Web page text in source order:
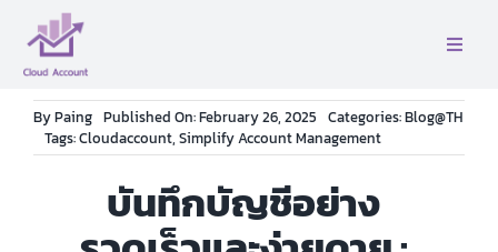
content
Toggle
หน้าเเรก
ByPaing Published On: February 26, 2025 Categories:Blog@TH
Tags:Cloudaccount, Simplify Account Management
บันทึกบัญชีอย่าง